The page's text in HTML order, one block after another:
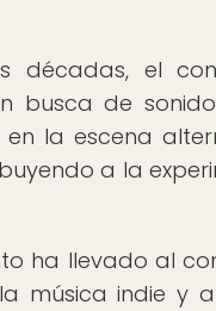
décadas, el
busca de
en la escena
a la
ha llevado al
música indie y